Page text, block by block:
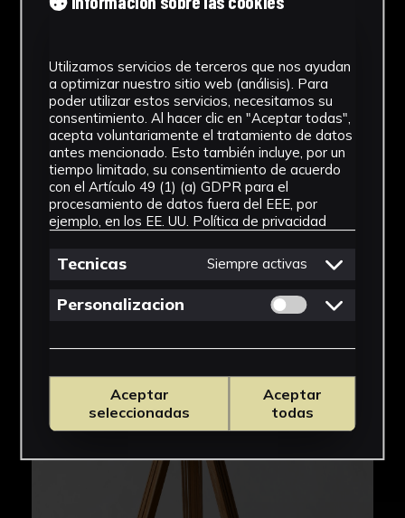
Utilizamos servicios de terceros que nos ayudan
a optimizar nuestro sitio web (análisis). Para
poder utilizar estos servicios, necesitamos su
consentimiento. Al hacer clic en "Aceptar todas",
acepta voluntariamente el tratamiento de datos
antes mencionado. Esto también incluye, por un
tiempo limitado, su consentimiento de acuerdo
con el Artículo 49 (1) (a) GDPR para el
procesamiento de datos fuera del EEE, por
ejemplo, en los EE. UU. Política de privacidad
Tecnicas Siempre activas
Personalizacion Permitir cookies
Aceptar
seleccionadas
Aceptar
todas